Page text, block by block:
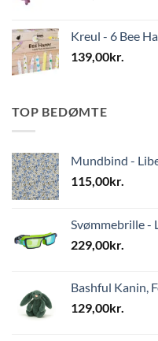
Kreul - 6 Bee
139,00kr.
TOP BEDØMTE
Mundbind -
115,00kr.
Svømmebrille -
229,00kr.
Bashful Kanin,
129,00kr.